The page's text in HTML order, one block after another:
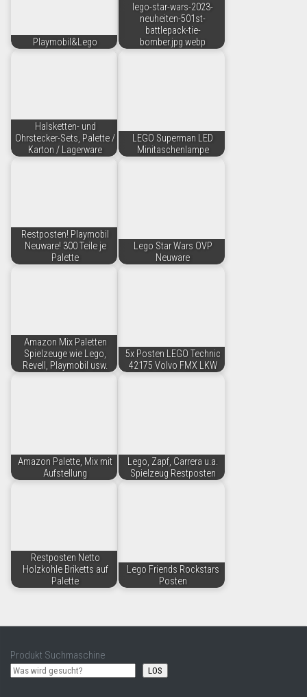
Playmobil&Lego
lego-star-wars-2023-
neuheiten-501st-
battlepack-tie-
bomber.jpg.webp
Halsketten- und
Ohrstecker-Sets, Palette /
Karton / Lagerware
LEGO Superman LED
Minitaschenlampe
Restposten! Playmobil
Neuware! 300 Teile je
Palette
Lego Star Wars OVP
Neuware
Amazon Mix Paletten
Spielzeuge wie Lego,
Revell, Playmobil usw.
5x Posten LEGO Technic
42175 Volvo FMX LKW
Amazon Palette, Mix mit
Aufstellung
Lego, Zapf, Carrera u.a.
Spielzeug Restposten
Restposten Netto
Holzkohle Briketts auf
Palette
Lego Friends Rockstars
Posten
Produkt Suchmaschine
LOS